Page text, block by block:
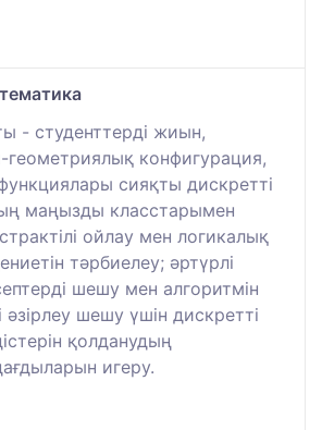
- студенттерді жиын,
конфигурация,
сияқты дискретті
маңызды класстарымен
ойлау мен логикалық
тәрбиелеу; әртүрлі
шешу мен алгоритмін
әзірлеу шешу үшін дискретті
қолданудың
игеру.